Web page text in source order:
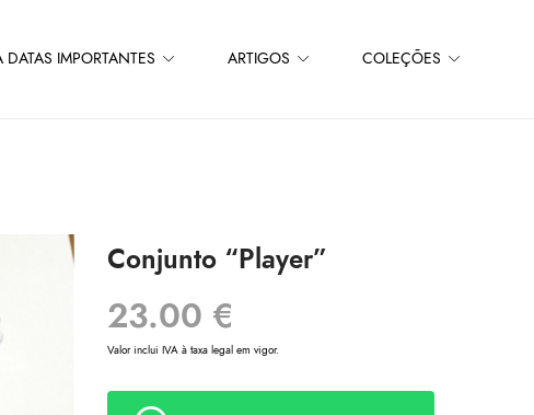
DATAS IMPORTANTES ARTIGOS COLEÇÕES
Conjunto “Player”
23.00 €
Valor inclui IVA à taxa legal em vigor.